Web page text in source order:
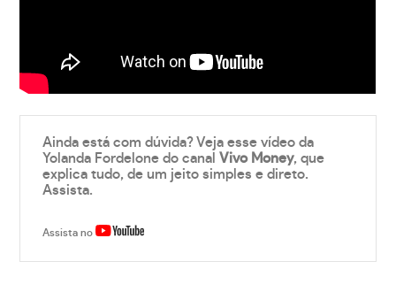
Ainda está com dúvida? Veja esse vídeo da
Yolanda Fordelone do canalVivo Money, que
explica tudo, de um jeito simples e direto.
Assista.
Assista no